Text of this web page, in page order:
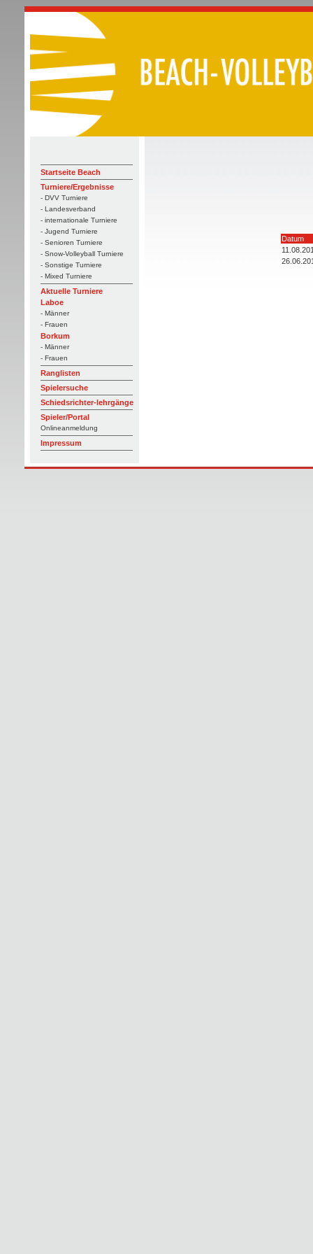
Startseite Beach
Turniere/Ergebnisse
- DVV Turniere
- Landesverband
- internationale Turniere
- Jugend Turniere
- Senioren Turniere
- Snow-Volleyball Turniere
- Sonstige Turniere
- Mixed Turniere
Aktuelle Turniere
Laboe
- Männer
- Frauen
Borkum
- Männer
- Frauen
Ranglisten
Spielersuche
Schiedsrichter-lehrgänge
Spieler/Portal
Onlineanmeldung
Impressum
Datum